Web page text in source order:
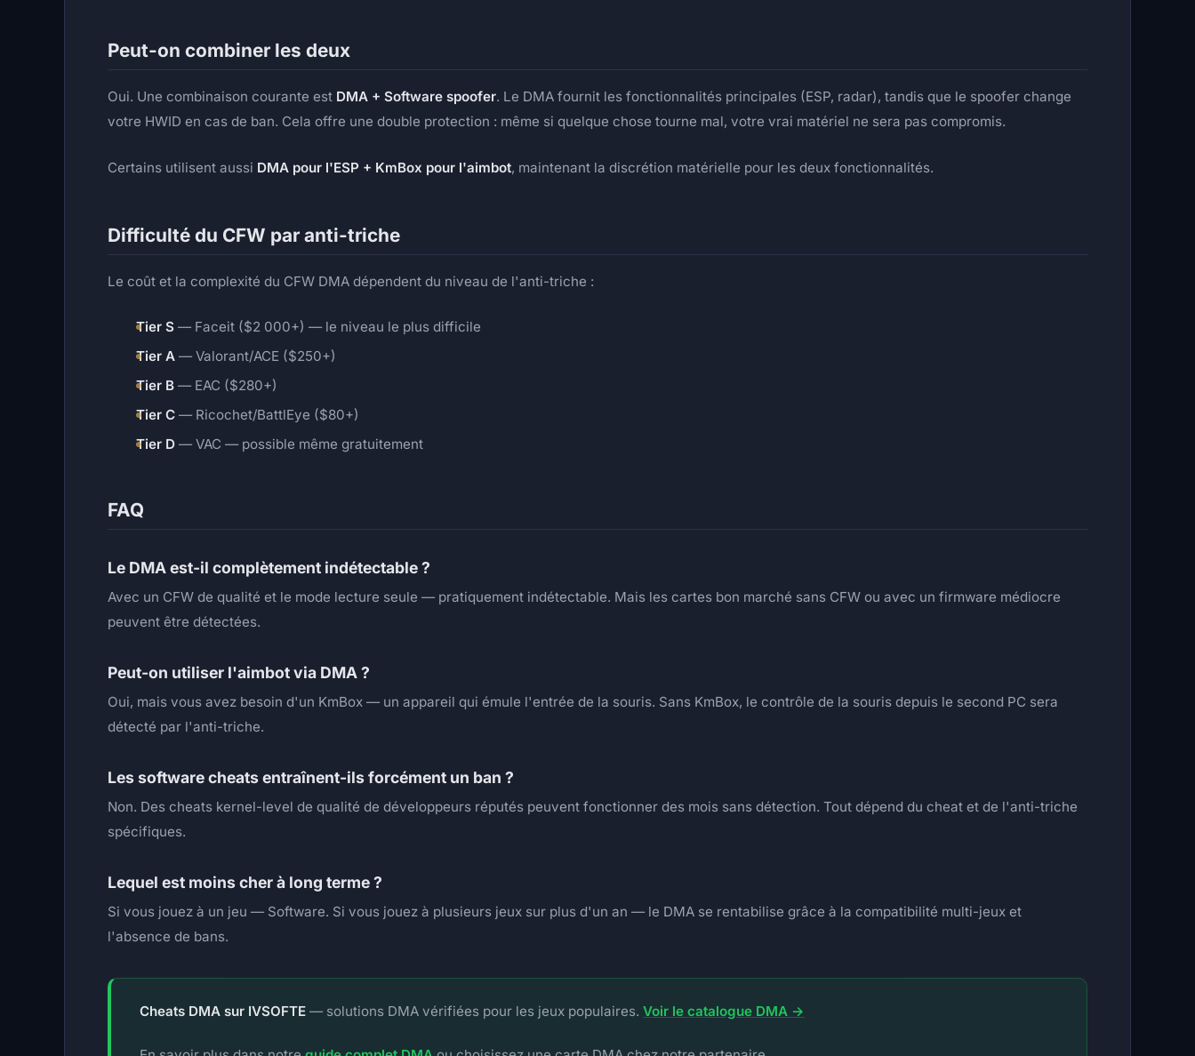
Peut-on combiner les deux
Oui. Une combinaison courante est DMA + Software spoofer. Le DMA fournit les fonctionnalités principales (ESP, radar), tandis que le spoofer change
votre HWID en cas de ban. Cela offre une double protection : même si quelque chose tourne mal, votre vrai matériel ne sera pas compromis.
Certains utilisent aussi DMA pour l'ESP + KmBox pour l'aimbot, maintenant la discrétion matérielle pour les deux fonctionnalités.
Difficulté du CFW par anti-triche
Le coût et la complexité du CFW DMA dépendent du niveau de l'anti-triche :
Tier S — Faceit ($2 000+) — le niveau le plus difficile
Tier A — Valorant/ACE ($250+)
Tier B — EAC ($280+)
Tier C — Ricochet/BattlEye ($80+)
Tier D — VAC — possible même gratuitement
FAQ
Le DMA est-il complètement indétectable ?
Avec un CFW de qualité et le mode lecture seule — pratiquement indétectable. Mais les cartes bon marché sans CFW ou avec un firmware médiocre
peuvent être détectées.
Peut-on utiliser l'aimbot via DMA ?
Oui, mais vous avez besoin d'un KmBox — un appareil qui émule l'entrée de la souris. Sans KmBox, le contrôle de la souris depuis le second PC sera
détecté par l'anti-triche.
Les software cheats entraînent-ils forcément un ban ?
Non. Des cheats kernel-level de qualité de développeurs réputés peuvent fonctionner des mois sans détection. Tout dépend du cheat et de l'anti-triche
spécifiques.
Lequel est moins cher à long terme ?
Si vous jouez à un jeu — Software. Si vous jouez à plusieurs jeux sur plus d'un an — le DMA se rentabilise grâce à la compatibilité multi-jeux et
l'absence de bans.
Cheats DMA sur IVSOFTE — solutions DMA vérifiées pour les jeux populaires. Voir le catalogue DMA →